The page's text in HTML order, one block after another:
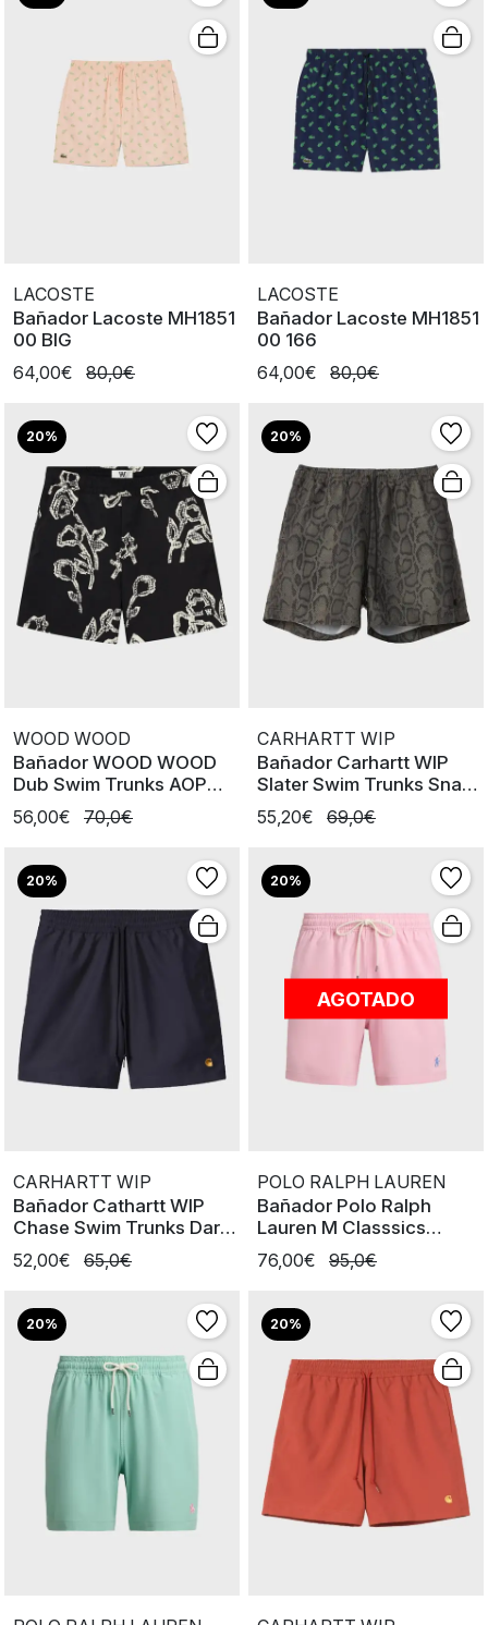
LACOSTE
Bañador Lacoste MH1851
00 BIG
64,00€
80,0€
LACOSTE
Bañador Lacoste MH1851
00 166
64,00€
80,0€
20%
WOOD WOOD
Bañador WOOD WOOD
Dub Swim Trunks AOP
White Rose
56,00€ 70,0€
20%
CARHARTT WIP
Bañador Carhartt WIP
Slater Swim Trunks Snake
Camo
55,20€ 69,0€
20%
CARHARTT WIP
Bañador Cathartt WIP
Chase Swim Trunks Dark
Navy
52,00€ 65,0€
20%
AGOTADO
POLO RALPH LAUREN
Bañador Polo Ralph
Lauren M Classsics
Traveler Pnk
76,00€ 95,0€
20% 20%